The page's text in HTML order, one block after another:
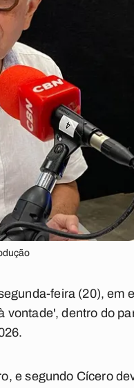
feira (20), em
dentro do
e segundo Cícero